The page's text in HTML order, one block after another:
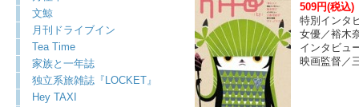
文鯨
月刊ドライブイン
Tea Time
家族と一年誌
独立系旅雑誌『LOCKET』
Hey TAXI
509円(税込)
特別インタ
女優／裕木
インタビュ
映画監督／